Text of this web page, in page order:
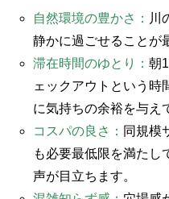
自然環境の豊かさ： 川
静かに過ごせることが
滞在時間のゆとり： 朝
ェックアウトという時
に気持ちの余裕を与え
コスパの良さ： 同規模
も必要最低限を満たし
声が目立ちます。